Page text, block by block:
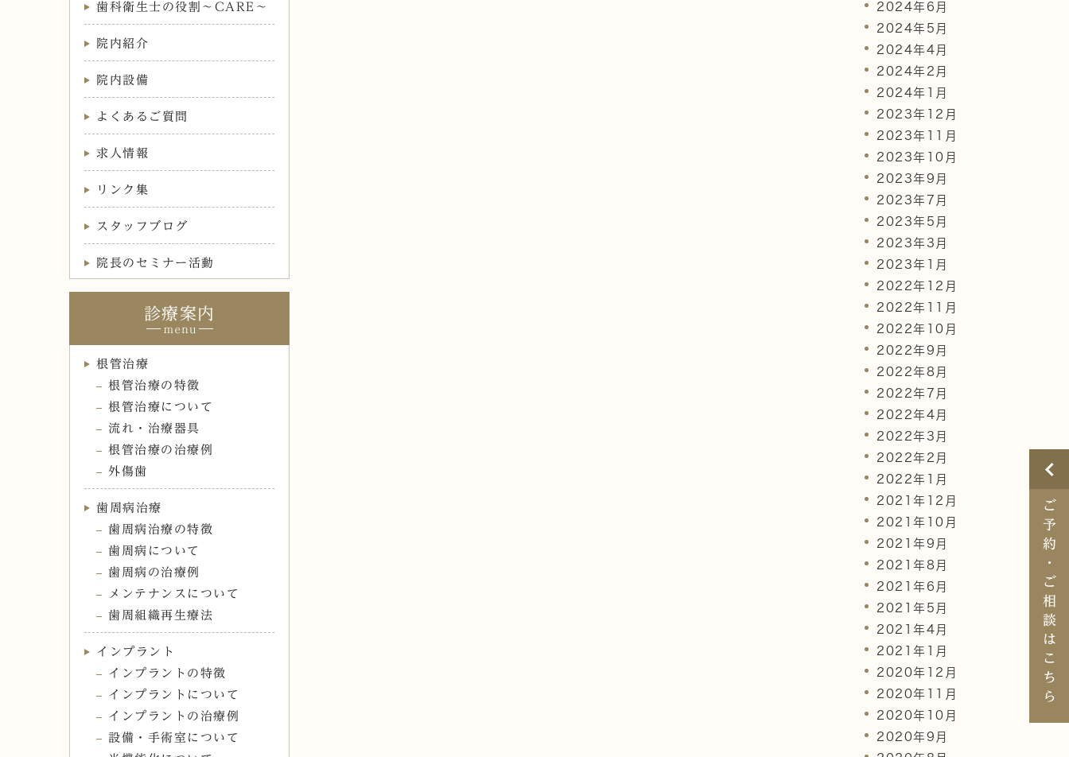
2024年6月
2024年5月
2024年4月
2024年2月
2024年1月
2023年12月
2023年11月
2023年10月
2023年9月
2023年7月
2023年5月
2023年3月
2023年1月
2022年12月
2022年11月
2022年10月
2022年9月
2022年8月
2022年7月
2022年4月
2022年3月
2022年2月
2022年1月
2021年12月
2021年10月
2021年9月
2021年8月
2021年6月
2021年5月
2021年4月
2021年1月
2020年12月
2020年11月
2020年10月
2020年9月
歯科衛生士の役割～CARE～
院内紹介
院内設備
よくあるご質問
求人情報
リンク集
スタッフブログ
院長のセミナー活動
診療案内
根管治療
根管治療の特徴
根管治療について
流れ・治療器具
根管治療の治療例
外傷歯
歯周病治療
歯周病治療の特徴
歯周病について
歯周病の治療例
メンテナンスについて
歯周組織再生療法
インプラント
インプラントの特徴
インプラントについて
インプラントの治療例
設備・手術室について
ご
予
約
・
ご
相
談
は
こ
ち
ら